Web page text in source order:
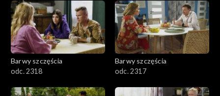
Barwy szczęścia
odc. 2318
Barwy szczęścia
odc. 2317